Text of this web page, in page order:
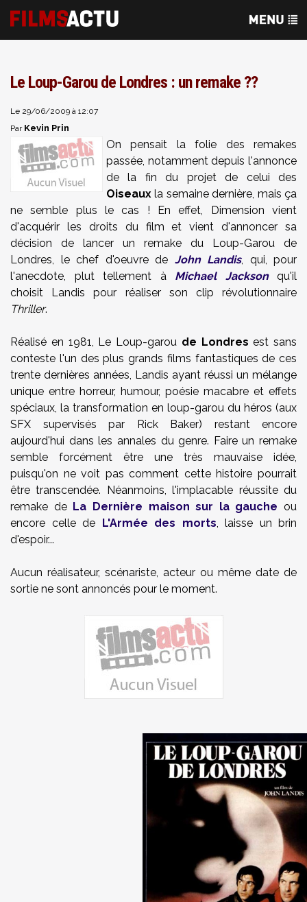
Le Loup-Garou de Londres : un remake ??
Le 29/06/2009 à 12:07
Par Kevin Prin
On pensait la folie des remakes
passée, notamment depuis l'annonce
de la fin du projet de celui des
Oiseaux la semaine dernière, mais ça
ne semble plus le cas ! En effet, Dimension vient
d'acquérir les droits du film et vient d'annoncer sa
décision de lancer un remake du Loup-Garou de
Londres, le chef d'oeuvre de John Landis, qui, pour
l'anecdote, plut tellement à Michael Jacksonqu'il
choisit Landis pour réaliser son clip révolutionnaire
Thriller.
Réalisé en 1981, Le Loup-garou de Londres est sans
conteste l'un des plus grands films fantastiques de ces
trente dernières années, Landis ayant réussi un mélange
unique entre horreur, humour, poésie macabre et effets
spéciaux, la transformation en loup-garou du héros (aux
SFX supervisés par Rick Baker) restant encore
aujourd'hui dans les annales du genre. Faire un remake
semble forcément être une très mauvaise idée,
puisqu'on ne voit pas comment cette histoire pourrait
être transcendée. Néanmoins, l'implacable réussite du
remake de La Dernière maison sur la gauche ou
encore celle de L'Armée des morts, laisse un brin
d'espoir...
Aucun réalisateur, scénariste, acteur ou même date de
sortie ne sont annoncés pour le moment.